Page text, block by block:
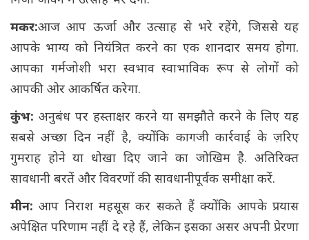
मकर:आज आप ऊर्जा और उत्साह से भरे रहेंगे, जिससे यह
आपके भाग्य को नियंत्रित करने का एक शानदार समय होगा.
आपका गर्मजोशी भरा स्वभाव स्वाभाविक रूप से लोगों को
आपकी ओर आकर्षित करेगा.
कुंभ: अनुबंध पर हस्ताक्षर करने या समझौते करने के लिए यह
सबसे अच्छा दिन नहीं है, क्योंकि कागजी कार्रवाई के ज़रिए
गुमराह होने या धोखा दिए जाने का जोखिम है. अतिरिक्त
सावधानी बरतें और विवरणों की सावधानीपूर्वक समीक्षा करें.
मीन:आप निराश महसूस कर सकते हैं क्योंकि आपके प्रयास
अपेक्षित परिणाम नहीं दे रहे हैं, लेकिन इसका असर अपनी प्रेरणा